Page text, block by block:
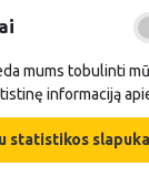
mums tobulinti
informaciją
statistikos